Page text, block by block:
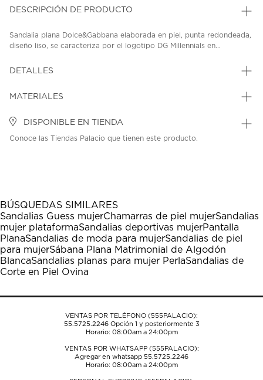
DESCRIPCIÓN DE PRODUCTO
Sandalia plana Dolce&Gabbana elaborada en piel, punta redondeada,
diseño liso, se caracteriza por el logotipo DG Millennials en...
DETALLES
MATERIALES
DISPONIBLE EN TIENDA
Conoce las Tiendas Palacio que tienen este producto.
BÚSQUEDAS SIMILARES
Sandalias Guess mujerChamarras de piel mujerSandalias
mujer plataformaSandalias deportivas mujerPantalla
PlanaSandalias de moda para mujerSandalias de piel
para mujerSábana Plana Matrimonial de Algodón
BlancaSandalias planas para mujer PerlaSandalias de
Corte en Piel Ovina
VENTAS POR TELÉFONO (555PALACIO):
55.5725.2246Opción 1 y posteriormente 3
Horario: 08:00am a 24:00pm
VENTAS POR WHATSAPP (555PALACIO):
Agregar en whatsapp 55.5725.2246
Horario: 08:00am a 24:00pm